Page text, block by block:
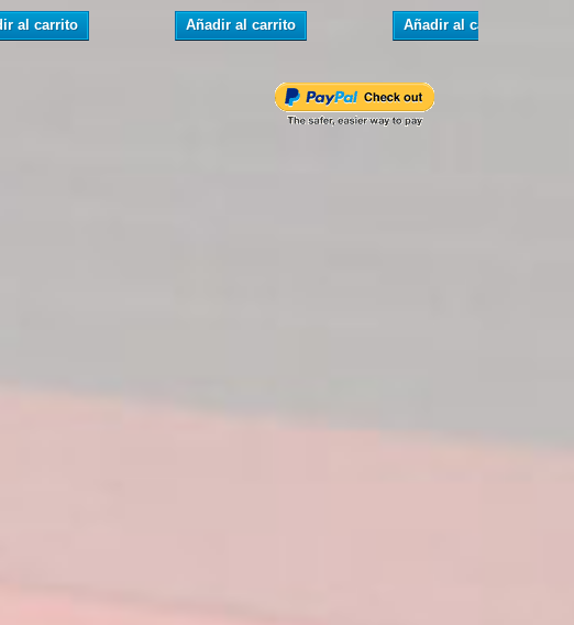
al carrito Añadir al carrito Añadir al carrito